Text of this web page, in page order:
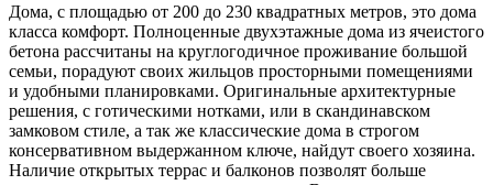
Дома, с площадью от 200 до 230 квадратных метров, это дома
класса комфорт. Полноценные двухэтажные дома из ячеистого
бетона рассчитаны на круглогодичное проживание большой
семьи, порадуют своих жильцов просторными помещениями
и удобными планировками. Оригинальные архитектурные
решения, с готическими нотками, или в скандинавском
замковом стиле, а так же классические дома в строгом
консервативном выдержанном ключе, найдут своего хозяина.
Наличие открытых террас и балконов позволят больше